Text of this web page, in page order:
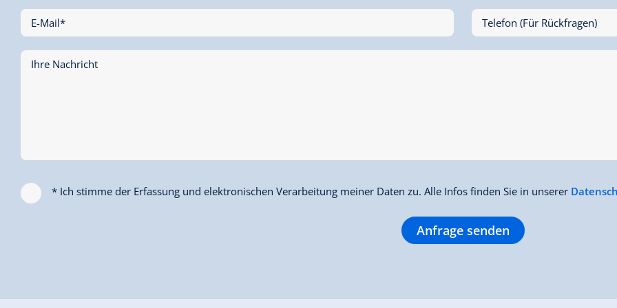
E-Mail* Telefon (Für Rückfragen)
Ihre Nachricht
* Ich stimme der Erfassung und elektronischen Verarbeitung meiner Daten zu. Alle Infos finden Sie in unserer
Anfrage senden